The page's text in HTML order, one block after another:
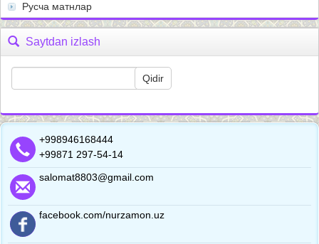
Русча матнлар
Saytdan izlash
+998946168444
+99871 297-54-14
salomat8803@gmail.com
facebook.com/nurzamon.uz